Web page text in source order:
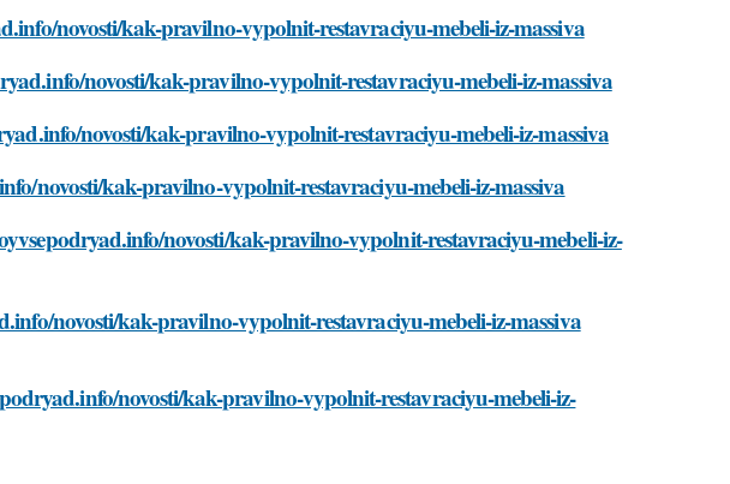
novosti/kak-pravilno-vypolnit-restavraciyu-mebeli-iz-massiva
novosti/kak-pravilno-vypolnit-restavraciyu-mebeli-iz-massiva
novosti/kak-pravilno-vypolnit-restavraciyu-mebeli-iz-massiva
novosti/kak-pravilno-vypolnit-restavraciyu-mebeli-iz-massiva
novosti/kak-pravilno-vypolnit-restavraciyu-mebeli-iz-
novosti/kak-pravilno-vypolnit-restavraciyu-mebeli-iz-massiva
novosti/kak-pravilno-vypolnit-restavraciyu-mebeli-iz-